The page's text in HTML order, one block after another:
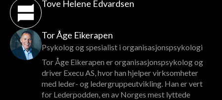
Tove Helene Edvardsen
Tor Åge Eikerapen
Psykolog og spesialist i organisasjonspsykologi
Tor Åge Eikerapen er organisasjonspsykolog og
driver Execu AS, hvor han hjelper virksomheter
med leder- og ledergruppeutvikling. Han er vert
for Lederpodden, en av Norges mest lyttede